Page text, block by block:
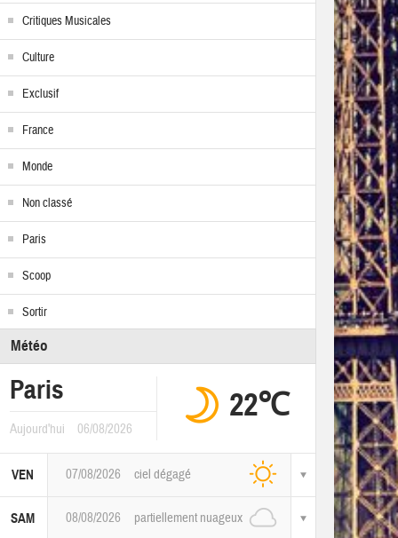
Critiques Musicales
Culture
Exclusif
France
Monde
Non classé
Paris
Scoop
Sortir
Météo
Paris
Aujourd'hui 06/08/2026
22℃
VEN 07/08/2026 ciel dégagé
SAM 08/08/2026 partiellement nuageux